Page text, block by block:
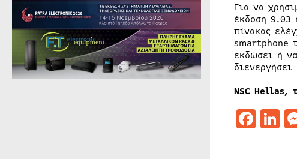
Για να
έκδοση 9.03
πίνακας
smartphone
εκδώσει ή
NSC Hellas,